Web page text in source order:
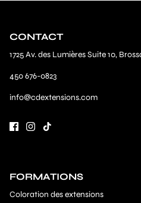
CONTACT
1725 Av. des Lumières Suite 10,
450 676-0823
info@cdextensions.com
FORMATIONS
Coloration des extensions